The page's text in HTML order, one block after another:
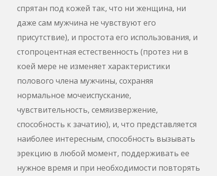
спрятан под кожей так, что ни женщина, ни
даже сам мужчина не чувствуют его
присутствие), и простота его использования, и
стопроцентная естественность (протез ни в
коей мере не изменяет характеристики
полового члена мужчины, сохраняя
нормальное мочеиспускание,
чувствительность, семяизвержение,
способность к зачатию), и, что представляется
наиболее интересным, способность вызывать
эрекцию в любой момент, поддерживать ее
нужное время и при необходимости повторять